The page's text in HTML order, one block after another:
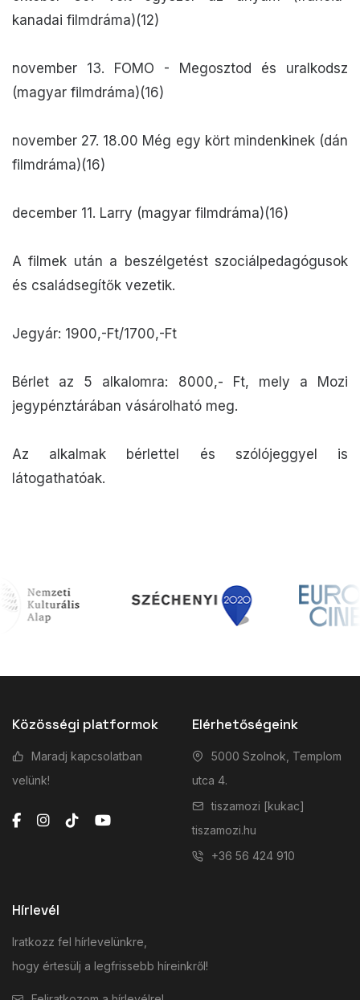
kanadai filmdráma)(12)
november 13. FOMO - Megosztod és uralkodsz
(magyar filmdráma)(16)
november 27. 18.00 Még egy kört mindenkinek (dán
filmdráma)(16)
december 11. Larry (magyar filmdráma)(16)
A filmek után a beszélgetést szociálpedagógusok
és családsegítők vezetik.
Jegyár: 1900,-Ft/1700,-Ft
Bérlet az 5 alkalomra: 8000,- Ft, mely a Mozi
jegypénztárában vásárolható meg.
Az alkalmak bérlettel és szólójeggyel is
látogathatóak.
Közösségi platformok
Maradj kapcsolatban
velünk!
Elérhetőségeink
5000 Szolnok, Templom
utca 4.
tiszamozi [kukac]
tiszamozi.hu
+36 56 424 910
Hírlevél
Iratkozz fel hírlevelünkre,
hogy értesülj a legfrissebb híreinkről!